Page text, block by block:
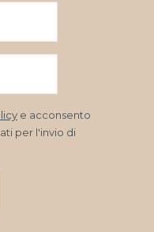
e acconsento
per l'invio di